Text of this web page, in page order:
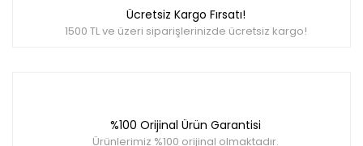
Bu ürüne benzer farklı alternatifler olmalı.
Ücretsiz Kargo Fırsatı!
1500 TL ve üzeri siparişlerinizde ücretsiz kargo!
%100 Orijinal Ürün Garantisi
Ürünlerimiz %100 orijinal olmaktadır.